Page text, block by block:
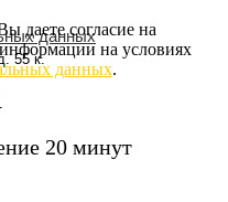
данных
55 к.
согласие на
на условиях
данных.
20 минут